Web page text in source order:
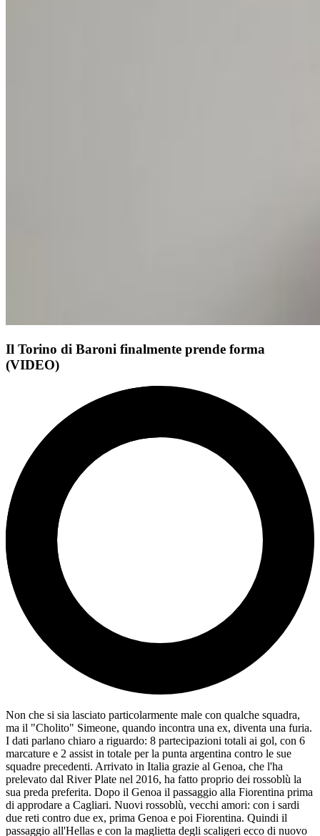
Il Torino di Baroni finalmente prende forma
(VIDEO)
Non che si sia lasciato particolarmente male con qualche squadra,
ma il "Cholito" Simeone, quando incontra una ex, diventa una furia.
I dati parlano chiaro a riguardo: 8 partecipazioni totali ai gol, con 6
marcature e 2 assist in totale per la punta argentina contro le sue
squadre precedenti. Arrivato in Italia grazie al Genoa, che l'ha
prelevato dal River Plate nel 2016, ha fatto proprio dei rossoblù la
sua preda preferita. Dopo il Genoa il passaggio alla Fiorentina prima
di approdare a Cagliari. Nuovi rossoblù, vecchi amori: con i sardi
due reti contro due ex, prima Genoa e poi Fiorentina. Quindi il
passaggio all'Hellas e con la maglietta degli scaligeri ecco di nuovo